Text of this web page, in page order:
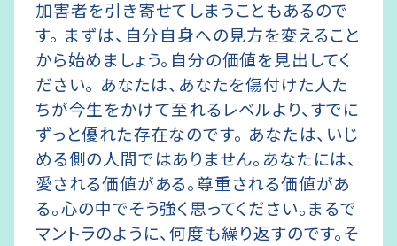
加害者を引き寄せてしまうこともあるので
す。 まずは、自分自身への見方を変えること
から始めましょう。自分の価値を見出してく
ださい。 あなたは、あなたを傷付けた人た
ちが今生をかけて至れるレベルより、すでに
ずっと優れた存在なのです。 あなたは、いじ
める側の人間ではありません。あなたには、
愛される価値がある。尊重される価値があ
る。心の中でそう強く思ってください。まるで
マントラのように、何度も繰り返すのです。そ